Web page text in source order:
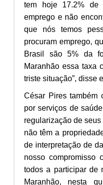
tem hoje 17.2% de
emprego e não
que nós temos
procuram emprego,
Brasil são 5% da
Maranhão essa taxa
triste situação”, disse
César Pires também
por serviços de
regularização de
não têm a
de interpretação de
nosso compromisso
todos a participar de
Maranhão, nesta